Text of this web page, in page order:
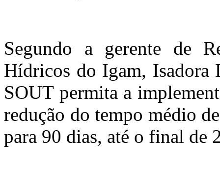
Segundo a gerente de
Hídricos do Igam, Isadora
SOUT permita a
redução do tempo médio
para 90 dias, até o final de